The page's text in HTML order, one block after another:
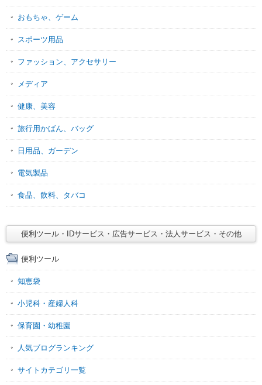
おもちゃ、ゲーム
スポーツ用品
ファッション、アクセサリー
メディア
健康、美容
旅行用かばん、バッグ
日用品、ガーデン
電気製品
食品、飲料、タバコ
便利ツール・IDサービス・広告サービス・法人サービス・その他
便利ツール
知恵袋
小児科・産婦人科
保育園・幼稚園
人気ブログランキング
サイトカテゴリ一覧